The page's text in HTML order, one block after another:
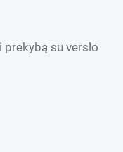
prekybą su verslo